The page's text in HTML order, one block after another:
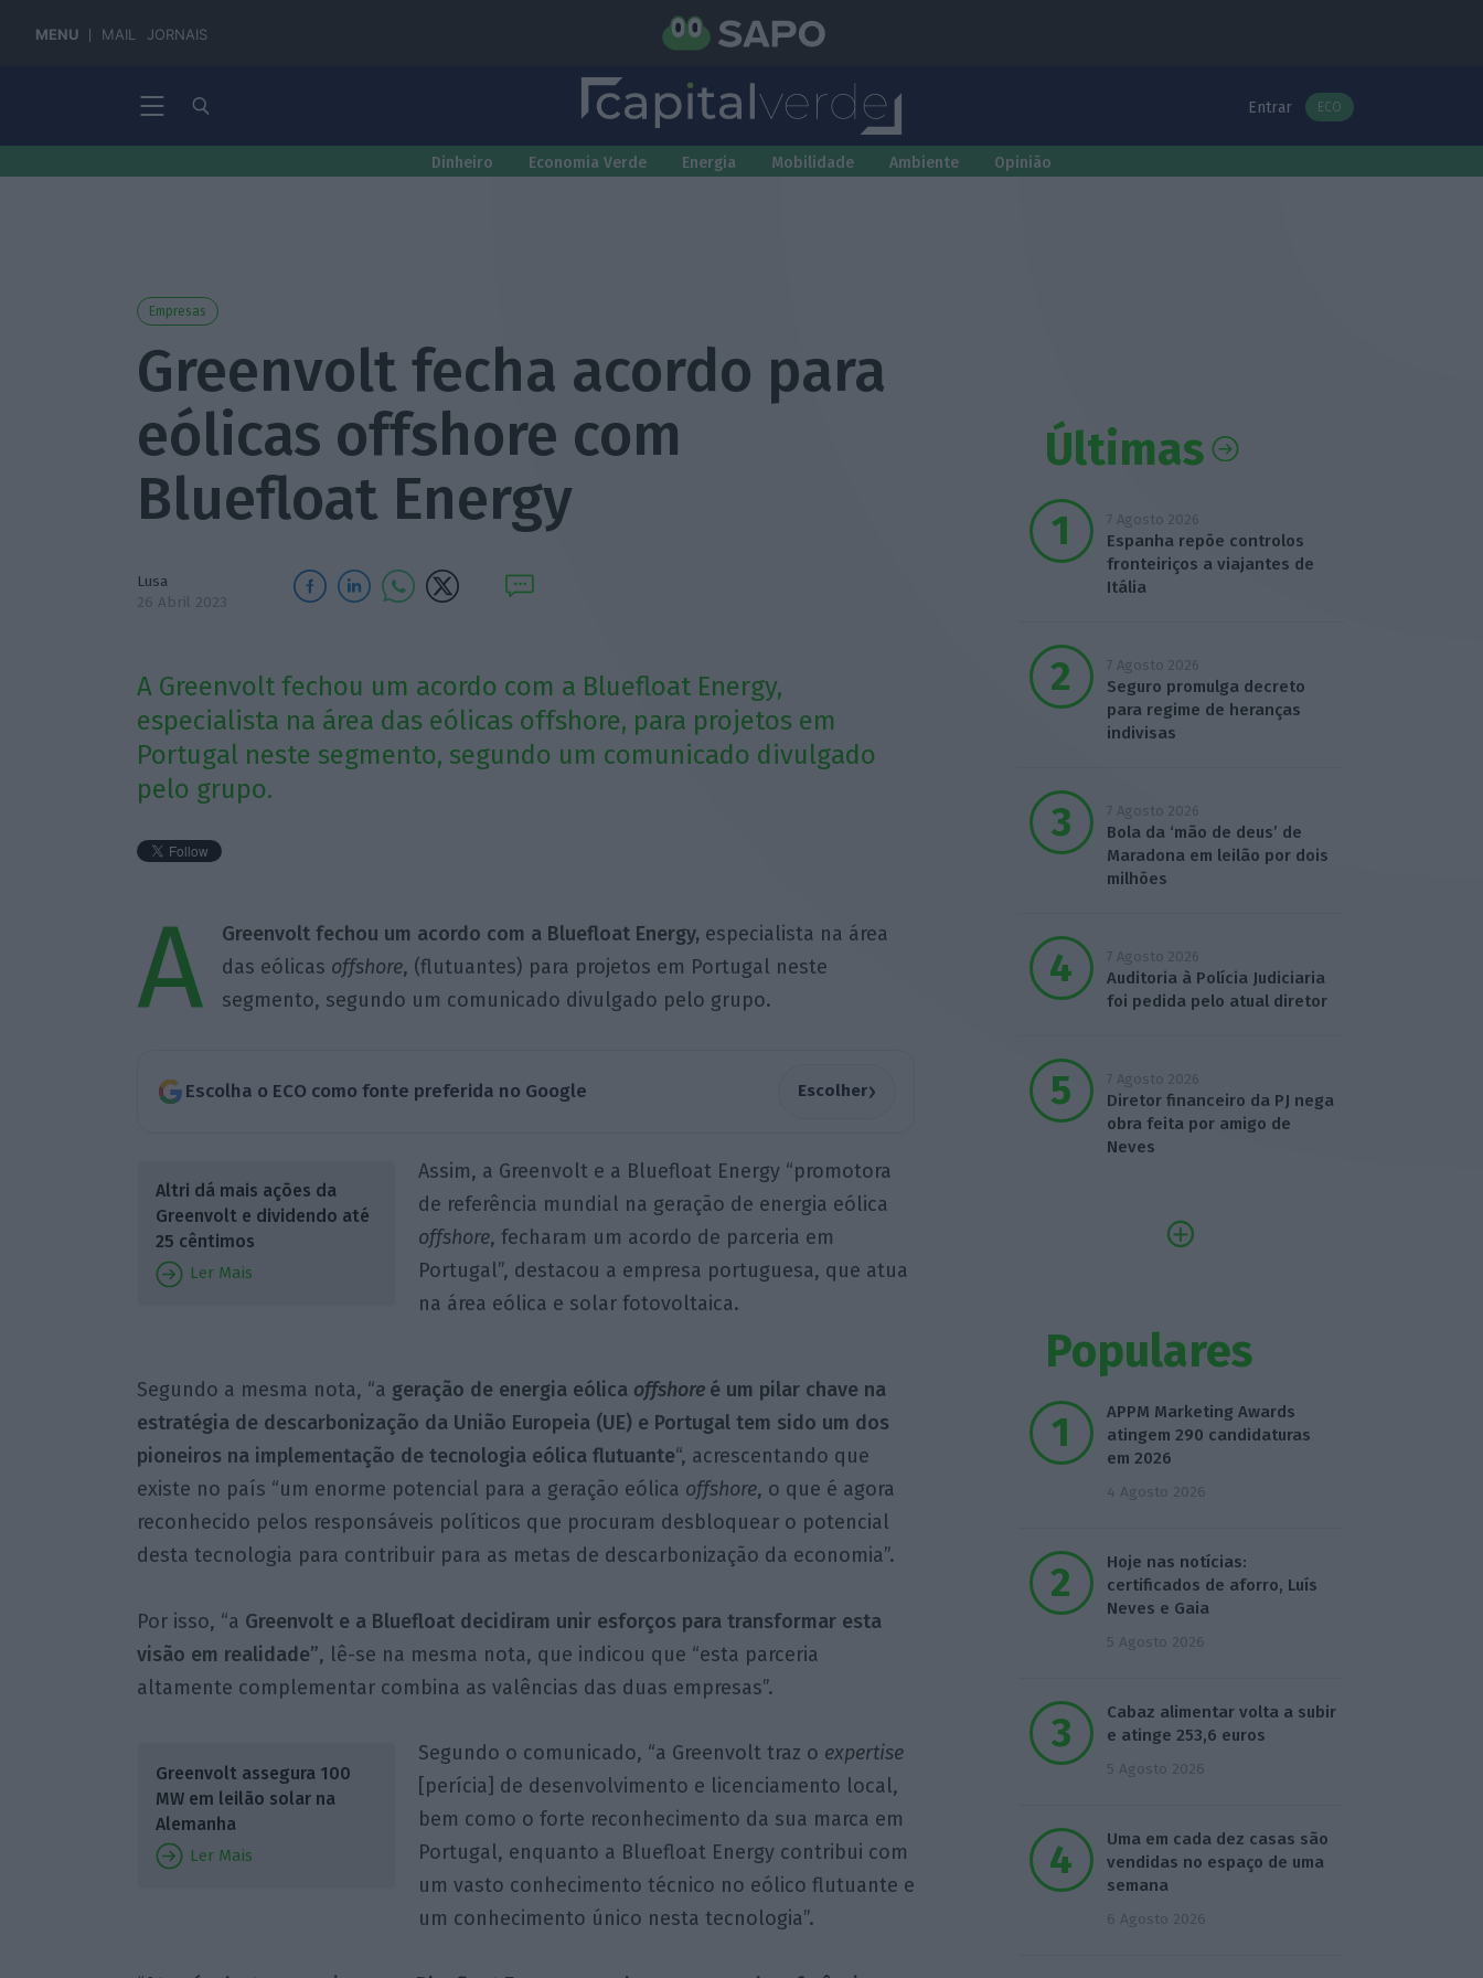
MENU MAIL JORNAIS
Entrar ECO
Dinheiro Economia Verde Energia Mobilidade Ambiente Opinião
Empresas
Greenvolt fecha acordo para
eólicas offshore com
Bluefloat Energy
Lusa
26 Abril 2023
A Greenvolt fechou um acordo com a Bluefloat Energy,
especialista na área das eólicas offshore, para projetos em
Portugal neste segmento, segundo um comunicado divulgado
pelo grupo.
A Greenvolt fechou um acordo com a Bluefloat Energy, especialista na área
das eólicas offshore, (flutuantes) para projetos em Portugal neste
segmento, segundo um comunicado divulgado pelo grupo.
Escolha o ECO como fonte preferida no Google Escolher›
Altri dá mais ações da
Greenvolt e dividendo até
25 cêntimos
Ler Mais
Assim, a Greenvolt e a Bluefloat Energy “promotora
de referência mundial na geração de energia eólica
offshore, fecharam um acordo de parceria em
Portugal”, destacou a empresa portuguesa, que atua
na área eólica e solar fotovoltaica.
Segundo a mesma nota, “a geração de energia eólica offshore é um pilar chave na
estratégia de descarbonização da União Europeia (UE) e Portugal tem sido um dos
pioneiros na implementação de tecnologia eólica flutuante“, acrescentando que
existe no país “um enorme potencial para a geração eólica offshore, o que é agora
reconhecido pelos responsáveis políticos que procuram desbloquear o potencial
desta tecnologia para contribuir para as metas de descarbonização da economia”.
Por isso, “a Greenvolt e a Bluefloat decidiram unir esforços para transformar esta
visão em realidade”, lê-se na mesma nota, que indicou que “esta parceria
altamente complementar combina as valências das duas empresas”.
Greenvolt assegura 100
MW em leilão solar na
Alemanha
Ler Mais
Segundo o comunicado, “a Greenvolt traz o expertise
[perícia] de desenvolvimento e licenciamento local,
bem como o forte reconhecimento da sua marca em
Portugal, enquanto a Bluefloat Energy contribui com
um vasto conhecimento técnico no eólico flutuante e
um conhecimento único nesta tecnologia”.
Últimas
7 Agosto 2026
Espanha repõe controlos
fronteiriços a viajantes de
Itália
7 Agosto 2026
Seguro promulga decreto
para regime de heranças
indivisas
7 Agosto 2026
Bola da ‘mão de deus’ de
Maradona em leilão por dois
milhões
7 Agosto 2026
Auditoria à Polícia Judiciaria
foi pedida pelo atual diretor
7 Agosto 2026
Diretor financeiro da PJ nega
obra feita por amigo de
Neves
Populares
APPM Marketing Awards
atingem 290 candidaturas
em 2026
4 Agosto 2026
Hoje nas notícias:
certificados de aforro, Luís
Neves e Gaia
5 Agosto 2026
Cabaz alimentar volta a subir
e atinge 253,6 euros
5 Agosto 2026
Uma em cada dez casas são
vendidas no espaço de uma
semana
6 Agosto 2026